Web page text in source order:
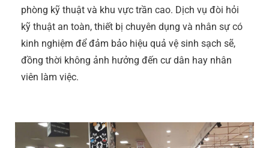
phòng kỹ thuật và khu vực trần cao. Dịch vụ đòi hỏi
kỹ thuật an toàn, thiết bị chuyên dụng và nhân sự có
kinh nghiệm để đảm bảo hiệu quả vệ sinh sạch sẽ,
đồng thời không ảnh hưởng đến cư dân hay nhân
viên làm việc.